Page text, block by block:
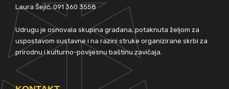
Laura Šejić, 091 360 3558
Udrugu je osnovala skupina građana, potaknuta željom za
uspostavom sustavne i na razini struke organizirane skrbi za
prirodnu i kulturno-povijesnu baštinu zavičaja.